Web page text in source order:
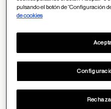
pulsando el botón de “Configuración
de cookies